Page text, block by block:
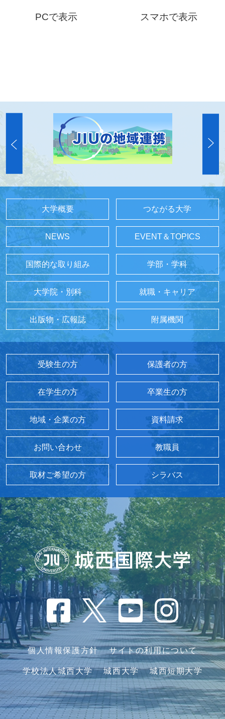
PCで表示 スマホで表示
大学概要 つながる大学
NEWS EVENT＆TOPICS
国際的な取り組み 学部・学科
大学院・別科 就職・キャリア
出版物・広報誌 附属機関
受験生の方 保護者の方
在学生の方 卒業生の方
地域・企業の方 資料請求
お問い合わせ 教職員
取材ご希望の方 シラバス
個人情報保護方針 サイトの利用について
学校法人城西大学 城西大学 城西短期大学